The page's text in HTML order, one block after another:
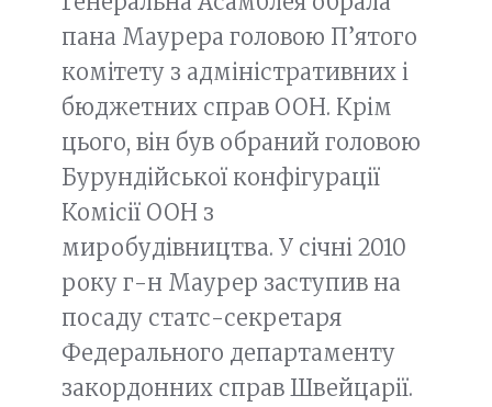
пана Маурера головою П’ятого
комітету з адміністративних і
бюджетних справ ООН. Крім
цього, він був обраний головою
Бурундійської конфігурації
Комісії ООН з
миробудівництва. У січні 2010
року г-н Маурер заступив на
посаду статс-секретаря
Федерального департаменту
закордонних справ Швейцарії.